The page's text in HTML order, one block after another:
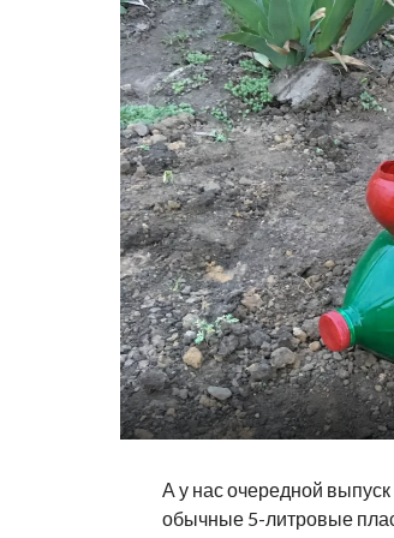
А у нас очередной
обычные 5-литровые